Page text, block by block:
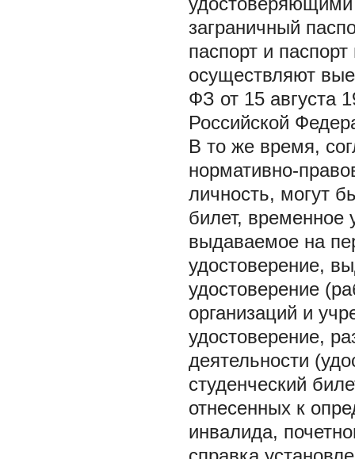
заграничный
паспорт и
осуществляют
ФЗ от 15 августа
Российской
В то же время,
нормативно-
личность, могут
билет, временное
выдаваемое на
удостоверение,
удостоверение
организаций и
удостоверение,
деятельности
студенческий
отнесенных к
инвалида,